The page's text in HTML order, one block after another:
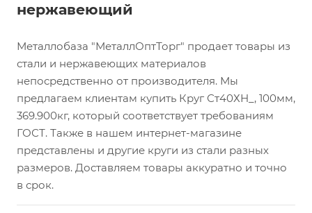
нержавеющий
Металлобаза "МеталлОптТорг" продает товары из
стали и нержавеющих материалов
непосредственно от производителя. Мы
предлагаем клиентам купить Круг Ст40ХН_, 100мм,
369.900кг, который соответствует требованиям
ГОСТ. Также в нашем интернет-магазине
представлены и другие круги из стали разных
размеров. Доставляем товары аккуратно и точно
в срок.